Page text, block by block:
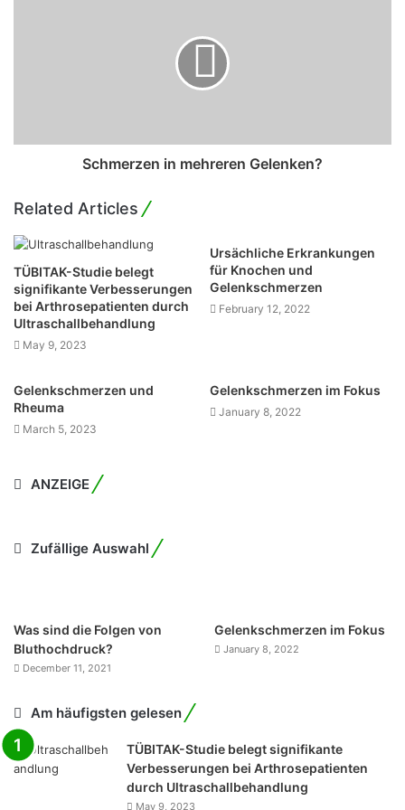
s
Schmerzen in mehreren Gelenken?
Related Articles
TÜBITAK-Studie belegt
signifikante Verbesserungen
bei Arthrosepatienten durch
Ultraschallbehandlung
May 9, 2023
Ursächliche Erkrankungen
für Knochen und
Gelenkschmerzen
February 12, 2022
Gelenkschmerzen und
Rheuma
March 5, 2023
Gelenkschmerzen im Fokus
January 8, 2022
ANZEIGE
Zufällige Auswahl
Was sind die Folgen von
Bluthochdruck?
December 11, 2021
Gelenkschmerzen im Fokus
January 8, 2022
Am häufigsten gelesen
TÜBITAK-Studie belegt signifikante
Verbesserungen bei Arthrosepatienten
durch Ultraschallbehandlung
May 9, 2023